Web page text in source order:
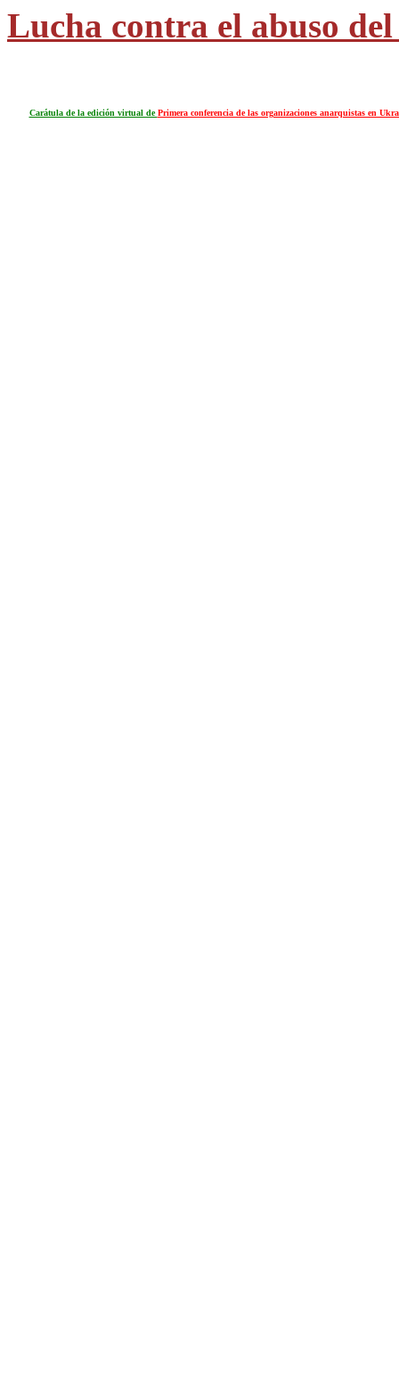
Lucha contra el abuso
Carátula de la edición virtual dePrimera conferencia de las organizaciones anarquistas en